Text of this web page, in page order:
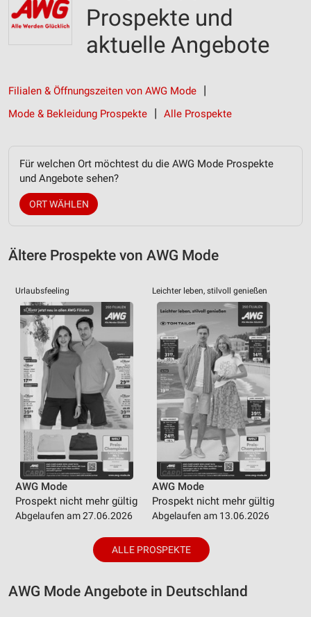
Prospekte und
aktuelle Angebote
Filialen & Öffnungszeiten von AWG Mode
Mode & Bekleidung Prospekte
Alle Prospekte
Für welchen Ort möchtest du die AWG Mode Prospekte
und Angebote sehen?
ORT WÄHLEN
Ältere Prospekte von AWG Mode
Urlaubsfeeling
AWG Mode
Prospekt nicht mehr gültig
Abgelaufen am 27.06.2026
Leichter leben, stilvoll genießen
AWG Mode
Prospekt nicht mehr gültig
Abgelaufen am 13.06.2026
ALLE PROSPEKTE
AWG Mode Angebote in Deutschland